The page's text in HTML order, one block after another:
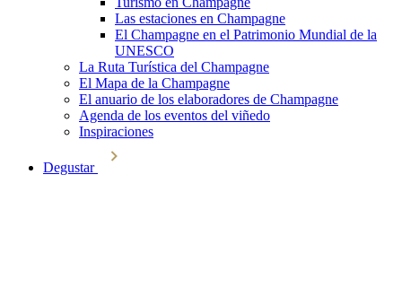
Las estaciones en Champagne
El Champagne en el Patrimonio Mundial de la
UNESCO
La Ruta Turística del Champagne
El Mapa de la Champagne
El anuario de los elaboradores de Champagne
Agenda de los eventos del viñedo
Inspiraciones
Degustar